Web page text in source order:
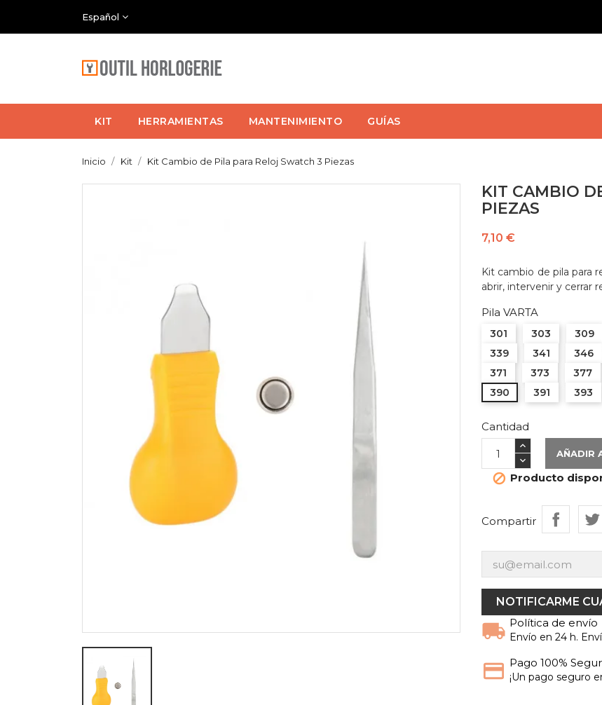
Español
KIT HERRAMIENTAS MANTENIMIENTO GUÍAS
Inicio Kit Kit Cambio de Pila para Reloj Swatch 3 Piezas
KIT CAMBIO
PIEZAS
7,10 €
Kit cambio de pila para
abrir, intervenir y cerrar
Pila VARTA
301 303 309
339
341 346
371
373 377
390
391 393
Cantidad
AÑADIR
 Producto
Compartir
NOTIFICARME
Política de envío
Envío en 24 h.
Pago 100%
¡Un pago seguro